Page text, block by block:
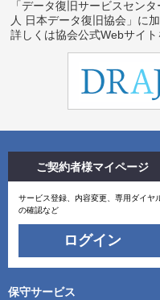
「データ復旧サービスセン
人 日本データ復旧協会」に
詳しくは協会公式Webサイト
ご契約者様マイページ
サービス登録、内容変更、専用ダイヤ
の確認など
ログイン
保守サービス